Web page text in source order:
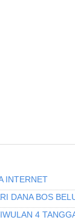
INTERNET
DANA BOS
4